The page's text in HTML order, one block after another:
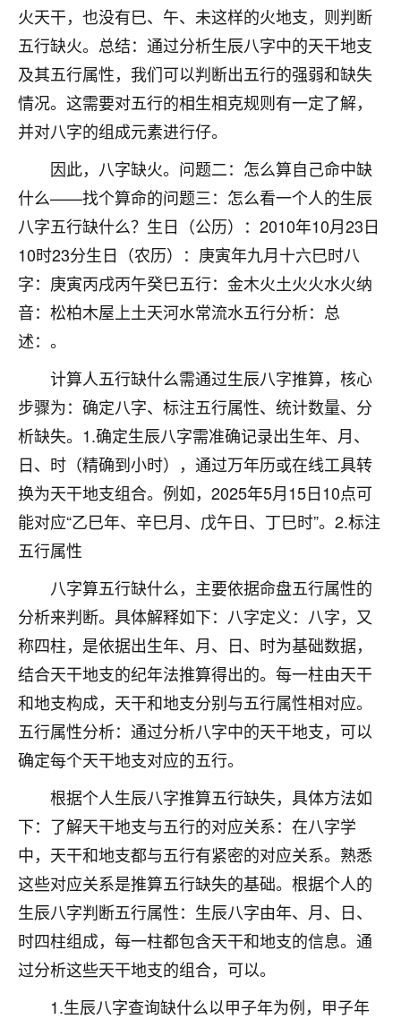
火天干，也没有巳、午、未这样的火地支，则判断
五行缺火。总结：通过分析生辰八字中的天干地支
及其五行属性，我们可以判断出五行的强弱和缺失
情况。这需要对五行的相生相克规则有一定了解，
并对八字的组成元素进行仔。
因此，八字缺火。问题二：怎么算自己命中缺
什么——找个算命的问题三：怎么看一个人的生辰
八字五行缺什么？生日（公历）：2010年10月23日
10时23分生日（农历）：庚寅年九月十六巳时八
字：庚寅丙戌丙午癸巳五行：金木火土火火水火纳
音：松柏木屋上土天河水常流水五行分析：总
述：。
计算人五行缺什么需通过生辰八字推算，核心
步骤为：确定八字、标注五行属性、统计数量、分
析缺失。1.确定生辰八字需准确记录出生年、月、
日、时（精确到小时），通过万年历或在线工具转
换为天干地支组合。例如，2025年5月15日10点可
能对应“乙巳年、辛巳月、戊午日、丁巳时”。2.标注
五行属性
八字算五行缺什么，主要依据命盘五行属性的
分析来判断。具体解释如下：八字定义：八字，又
称四柱，是依据出生年、月、日、时为基础数据，
结合天干地支的纪年法推算得出的。每一柱由天干
和地支构成，天干和地支分别与五行属性相对应。
五行属性分析：通过分析八字中的天干地支，可以
确定每个天干地支对应的五行。
根据个人生辰八字推算五行缺失，具体方法如
下：了解天干地支与五行的对应关系：在八字学
中，天干和地支都与五行有紧密的对应关系。熟悉
这些对应关系是推算五行缺失的基础。根据个人的
生辰八字判断五行属性：生辰八字由年、月、日、
时四柱组成，每一柱都包含天干和地支的信息。通
过分析这些天干地支的组合，可以。
1.生辰八字查询缺什么以甲子年为例，甲子年
我女儿高二叛逆，大半年不上学，一说她就要死要活
的，把我们两口子愁的不行，朋友给我推荐的慧来老
师，一开始我是病急乱投医，这半年来，法事一个个
做完，我女儿跟变了个人一样，不期望她能考多好的
大学，只要能安安稳稳的把书读了，身体心理都健健
康康的我就很知足了！
鹿森 ：可怜天下父母心啊！
3小时前 来自河北 16
付深
我是公司人事调整，有升迁机会，但同时竞争的我们
三个，找老师的时候是抱着侥幸心理，没想到老师看
着我晋升有望，我半信半疑的按照老师建议，做了化
太岁还有一个发钱粮，本来年前的人事调整，拖到年
后，我以为都没戏了，结果开年一上班，开会提拔升
职第一个就是我，职务无所谓，主要是底薪加了
3000，非常开心，无论如何，感恩感谢！🙏🏻
鹿森：恭喜升职加薪！！，请客吗？�
12小时前 来自北京 32
心心相印
我身体不太好，总是病病殃殃的，去检查又没什么大
问题，反正就是不舒服。中医西医看遍了，找不到问
题，后来无意中看到有人推荐慧来老师，跟老师聊过
之后，心情豁然开朗，也听老师建议，处理了一些因
果问题。今年以来，身体比以前好多，主要是心情好
了，老师说境随心转，现在深有体会了。
鹿森：是的，其实跟老师聊过之后，最大的感
触，首先就是心态会变好，万般皆是命，半点
不由人！
1天前 来自四川
金白水清
我也想找老师看看，有没有人给个联系方式的啊？
鹿森 ：慧来老师微信：gjsy0624
1天前 来自江西 12
青春168
我也想要，我也想要！
2天前 来自山西